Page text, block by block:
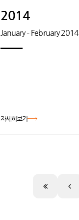
2014
January – February 2014
자세히보기